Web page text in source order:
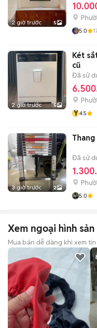
2 giờ trước 5
5.0
2 giờ trước 5
Két
cũ
Đã sử
Y4.5
3 giờ trước 2
Đã sử
5.0
Xem ngoại hình
Mua bán dễ dàng khi xem